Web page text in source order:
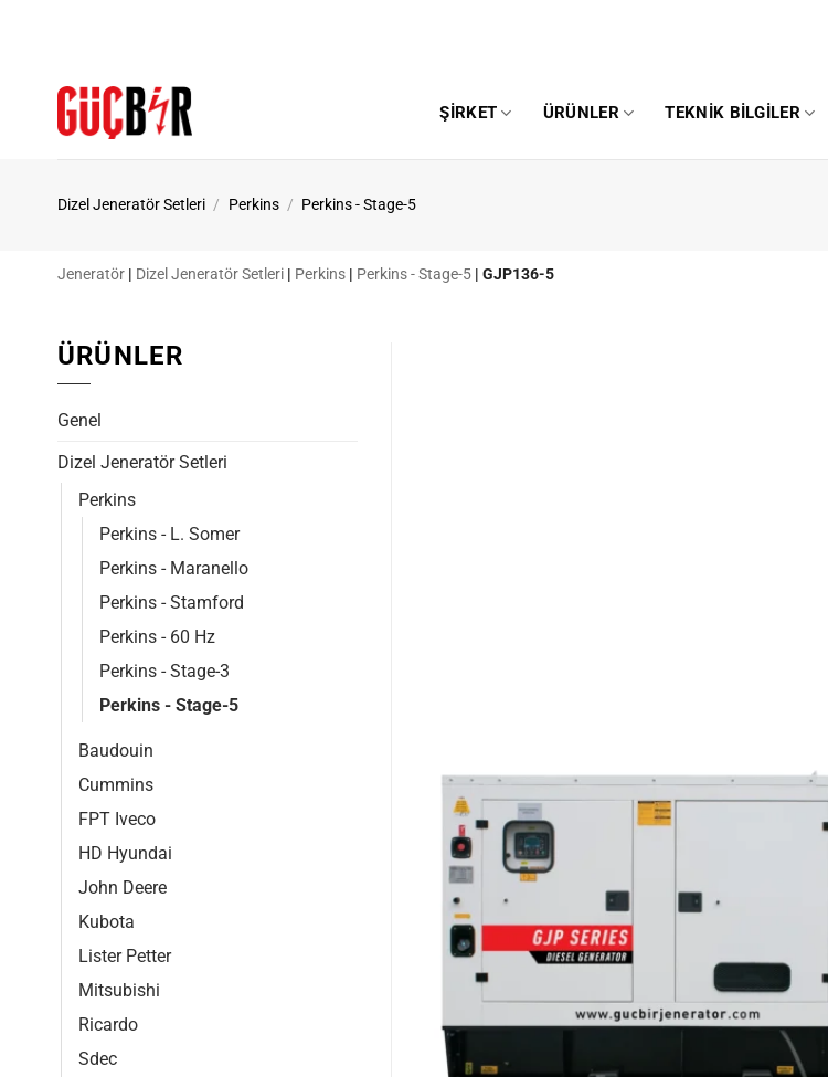
ŞIRKET ÜRÜNLER TEKNIK BILGILER
Dizel Jeneratör Setleri / Perkins / Perkins - Stage-5
Jeneratör | Dizel Jeneratör Setleri | Perkins | Perkins - Stage-5 | GJP136-5
ÜRÜNLER
Genel
Dizel Jeneratör Setleri
Perkins
Perkins - L. Somer
Perkins - Maranello
Perkins - Stamford
Perkins - 60 Hz
Perkins - Stage-3
Perkins - Stage-5
Baudouin
Cummins
FPT Iveco
HD Hyundai
John Deere
Kubota
Lister Petter
Mitsubishi
Ricardo
Sdec